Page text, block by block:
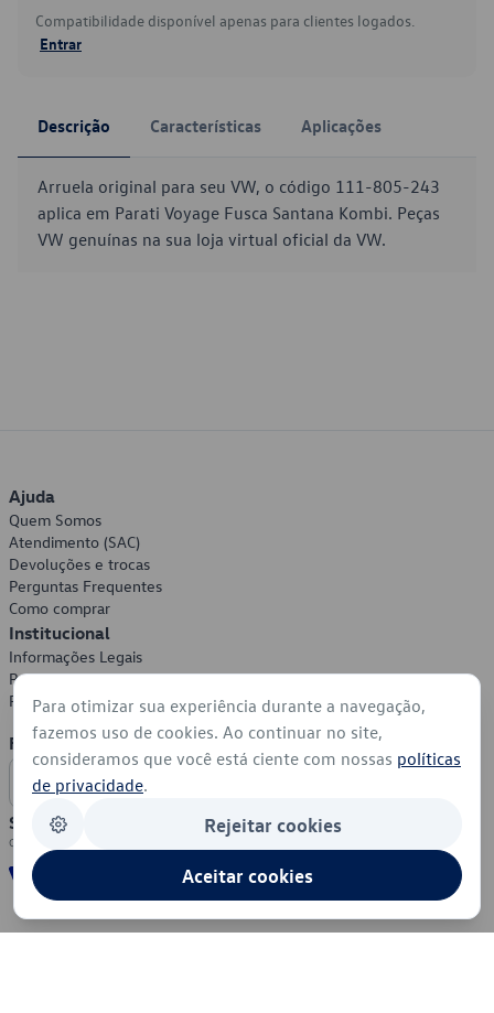
Compatibilidade disponível apenas para clientes logados.
Entrar
Descrição Características Aplicações
Arruela original para seu VW, o código 111-805-243
aplica em Parati Voyage Fusca Santana Kombi. Peças
VW genuínas na sua loja virtual oficial da VW.
Ajuda
Quem Somos
Atendimento (SAC)
Devoluções e trocas
Perguntas Frequentes
Como comprar
Institucional
Informações Legais
Política de Privacidade
Política de Cookies
Formas de Pagamento
Segurança
Para otimizar sua experiência durante a navegação,
fazemos uso de cookies. Ao continuar no site,
consideramos que você está ciente com nossas políticas
de privacidade.
Rejeitar cookies
Aceitar cookies